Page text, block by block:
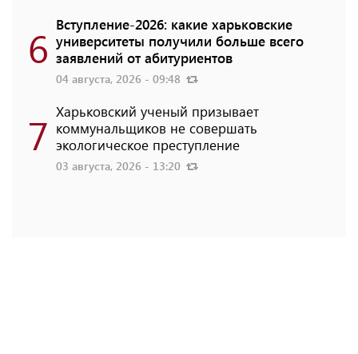
6 Вступление-2026: какие харьковские
университеты получили больше всего
заявлений от абитуриентов
04 августа, 2026 - 09:48
7 Харьковский ученый призывает
коммунальщиков не совершать
экологическое преступление
03 августа, 2026 - 13:20